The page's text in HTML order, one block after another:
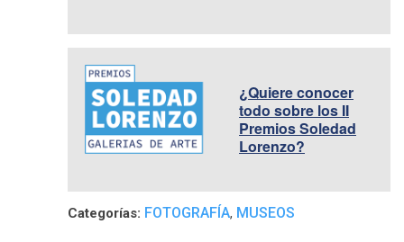
¿Quiere conocer
todo sobre los II
Premios Soledad
Lorenzo?
Categorías: FOTOGRAFÍA, MUSEOS